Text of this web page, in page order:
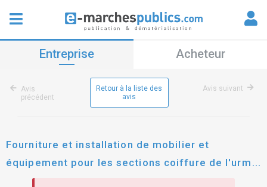
Entreprise Acheteur
Avis
précédent
Retour à la liste des
avis
Avis suivant
Fourniture et installation de mobilier et
équipement pour les sections coiffure de l'urma
du tarn à cunac